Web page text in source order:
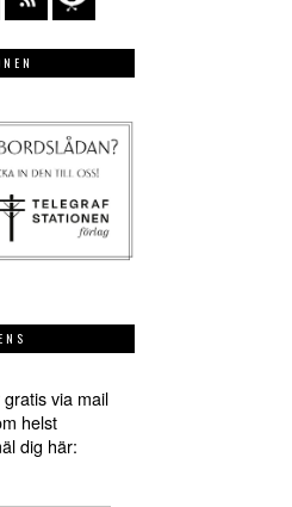
via mail
helst
dig här: